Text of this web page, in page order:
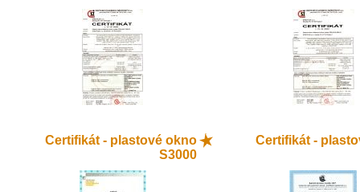
Certifikát - plastové okno
S3000
Certifikát -